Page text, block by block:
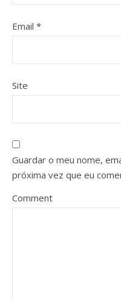
Email *
Site
Guardar o meu nome,
próxima vez que eu
Comment